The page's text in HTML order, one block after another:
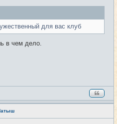
б
е
н
для вас клуб
в чем дело.